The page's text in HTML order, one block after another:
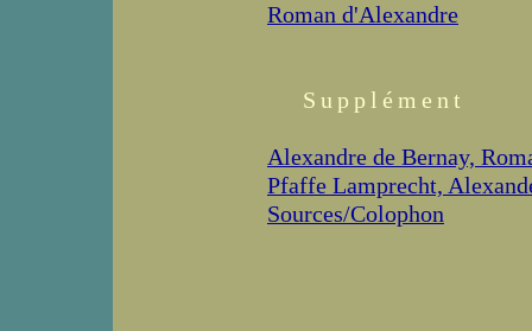
Roman d'Alexandre
Supplément
Alexandre de Bernay,
Pfaffe Lamprecht,
Sources/Colophon